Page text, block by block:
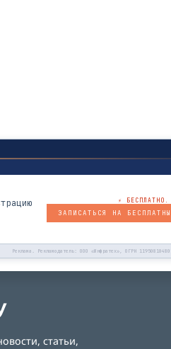
⚡
ЗАПИСАТЬСЯ НА
Реклама. Рекламодатель: ООО «Инфратех», ОГРН
статьи,